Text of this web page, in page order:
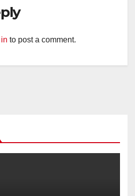
to post a comment.